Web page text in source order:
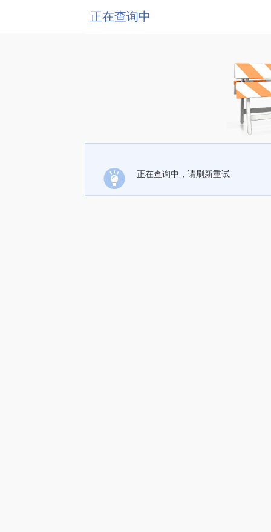
正在查询中
正在查询中，请刷新重试